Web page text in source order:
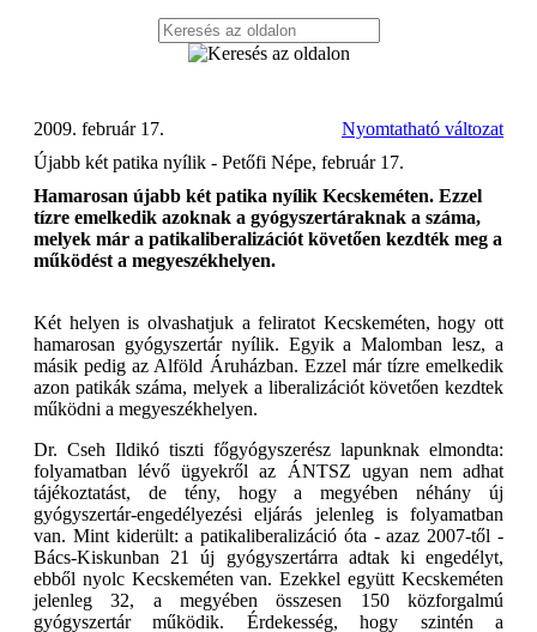
Nyomtatható változat
2009. február 17.
Újabb két patika nyílik - Petőfi Népe, február 17.
Hamarosan újabb két patika nyílik Kecskeméten. Ezzel
tízre emelkedik azoknak a gyógyszertáraknak a száma,
melyek már a patikaliberalizációt követően kezdték meg a
működést a megyeszékhelyen.
Két helyen is olvashatjuk a feliratot Kecskeméten, hogy ott
hamarosan gyógyszertár nyílik. Egyik a Malomban lesz, a
másik pedig az Alföld Áruházban. Ezzel már tízre emelkedik
azon patikák száma, melyek a liberalizációt követően kezdtek
működni a megyeszékhelyen.
Dr. Cseh Ildikó tiszti főgyógyszerész lapunknak elmondta:
folyamatban lévő ügyekről az ÁNTSZ ugyan nem adhat
tájékoztatást, de tény, hogy a megyében néhány új
gyógyszertár-engedélyezési eljárás jelenleg is folyamatban
van. Mint kiderült: a patikaliberalizáció óta - azaz 2007-től -
Bács-Kiskunban 21 új gyógyszertárra adtak ki engedélyt,
ebből nyolc Kecskeméten van. Ezekkel együtt Kecskeméten
jelenleg 32, a megyében összesen 150 közforgalmú
gyógyszertár működik. Érdekesség, hogy szintén a